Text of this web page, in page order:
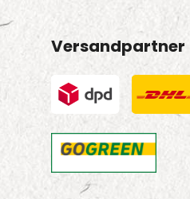
Versandpartner